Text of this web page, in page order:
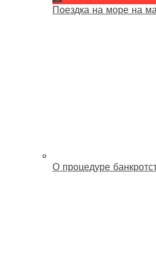
Поездка на море на
О процедуре